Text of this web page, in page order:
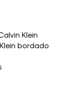
Klein
bordado